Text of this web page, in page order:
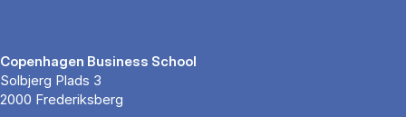
Copenhagen Business School
Solbjerg Plads 3
2000 Frederiksberg